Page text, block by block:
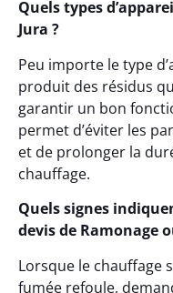
Quels types
Jura ?
Peu importe le type
produit des résidus
garantir un bon
permet d’éviter les
et de prolonger la
chauffage.
Quels signes
devis de Ramonage
Lorsque le chauffage
fumée refoule,